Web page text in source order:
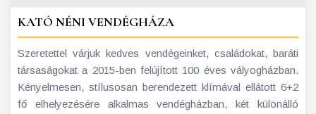
KATÓ NÉNI VENDÉGHÁZA
Szeretettel várjuk kedves vendégeinket, családokat, baráti
társaságokat a 2015-ben felújított 100 éves vályogházban.
Kényelmesen, stílusosan berendezett klímával ellátott 6+2
fő elhelyezésére alkalmas vendégházban, két különálló